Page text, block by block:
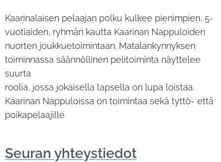
Kaarinalaisen pelaajan polku kulkee pienimpien, 5-
vuotiaiden, ryhmän kautta Kaarinan Nappuloiden
nuorten joukkuetoimintaan. Matalankynnyksen
toiminnassa säännöllinen pelitoiminta näyttelee
suurta
roolia, jossa jokaisella lapsella on lupa loistaa.
Kaarinan Nappuloissa on toimintaa sekä tyttö- että
poikapelaajille.
Seuran yhteystiedot